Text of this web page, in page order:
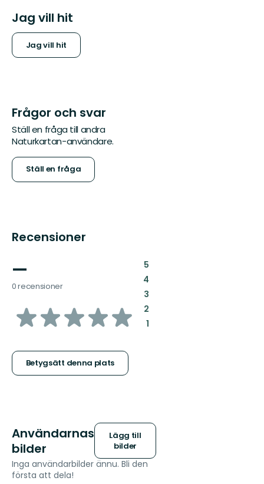
Jag vill hit
Jag vill hit
Frågor och svar
Ställ en fråga till andra
Naturkartan-användare.
Ställ en fråga
Recensioner
—
0 recensioner
av
stjärnor
Betygsätt denna plats
5:
4:
3:
2:
1:
Användarnas
bilder
Lägg till
bilder
Inga användarbilder ännu. Bli den
första att dela!